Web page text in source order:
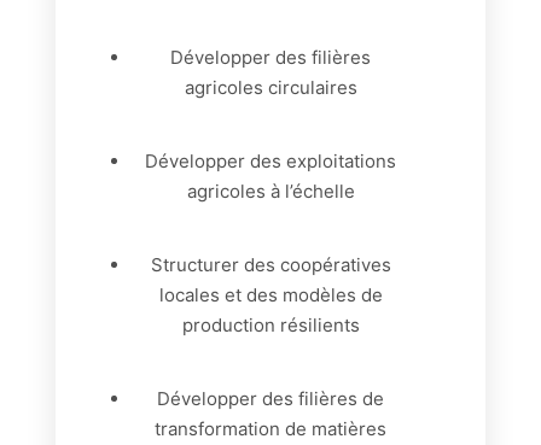
Développer des filières
agricoles circulaires
Développer des exploitations
agricoles à l’échelle
Structurer des coopératives
locales et des modèles de
production résilients
Développer des filières de
transformation de matières